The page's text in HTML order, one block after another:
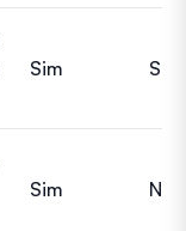
Sim Sim
Sim Não